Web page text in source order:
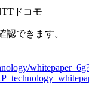
ドコモ
できます。